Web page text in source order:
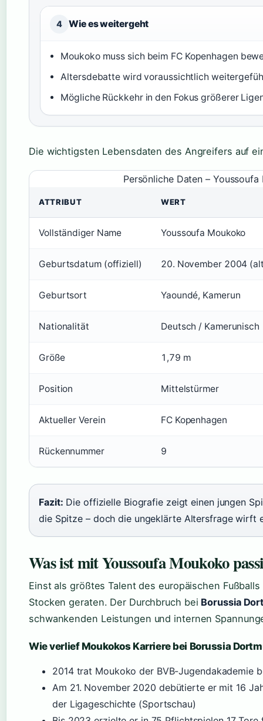
4 Wie es weitergeht
Moukoko muss sich beim FC Kopenhagen
Altersdebatte wird voraussichtlich
Mögliche Rückkehr in den Fokus größerer
Die wichtigsten Lebensdaten des Angreifers auf
Persönliche Daten –
ATTRIBUT WERT
Vollständiger Name Youssoufa Moukoko
Geburtsdatum (offiziell) 20. November 2004
Geburtsort Yaoundé, Kamerun
Nationalität Deutsch / Kamerunisch
Größe 1,79 m
Position Mittelstürmer
Aktueller Verein FC Kopenhagen
Rückennummer 9
Fazit: Die offizielle Biografie zeigt einen jungen
die Spitze – doch die ungeklärte Altersfrage wirft
Was ist mit Youssoufa Moukoko
Einst als größtes Talent des europäischen
Stocken geraten. Der Durchbruch bei Borussia
schwankenden Leistungen und internen
Wie verlief Moukokos Karriere bei Borussia
2014 trat Moukoko der BVB-Jugendakademie
Am 21. November 2020 debütierte er mit 16
der Ligageschichte (Sportschau)